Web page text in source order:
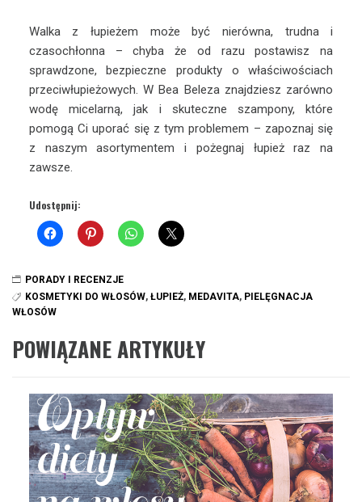
Walka z łupieżem może być nierówna, trudna i
czasochłonna – chyba że od razu postawisz na
sprawdzone, bezpieczne produkty o właściwościach
przeciwłupieżowych. W Bea Beleza znajdziesz zarówno
wodę micelarną, jak i skuteczne szampony, które
pomogą Ci uporać się z tym problemem – zapoznaj się
z naszym asortymentem i pożegnaj łupież raz na
zawsze.
Udostępnij:
PORADY I RECENZJE
KOSMETYKI DO WŁOSÓW, ŁUPIEŻ, MEDAVITA, PIELĘGNACJA
WŁOSÓW
POWIĄZANE ARTYKUŁY